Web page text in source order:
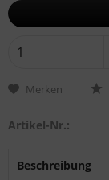
Merken
Artikel-Nr.:
Beschreibung